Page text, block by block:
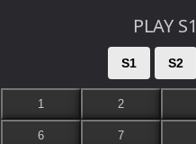
PLAY
S1 S2
1 2
6 7